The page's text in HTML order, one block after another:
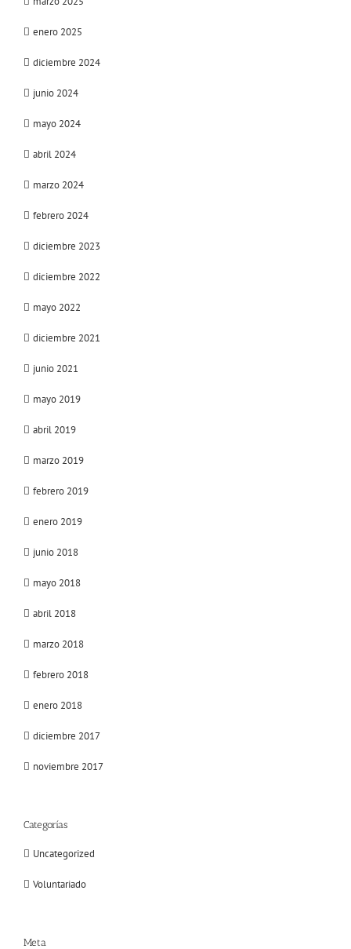
enero 2025
diciembre 2024
junio 2024
mayo 2024
abril 2024
marzo 2024
febrero 2024
diciembre 2023
diciembre 2022
mayo 2022
diciembre 2021
junio 2021
mayo 2019
abril 2019
marzo 2019
febrero 2019
enero 2019
junio 2018
mayo 2018
abril 2018
marzo 2018
febrero 2018
enero 2018
diciembre 2017
noviembre 2017
Categorías
Uncategorized
Voluntariado
Meta